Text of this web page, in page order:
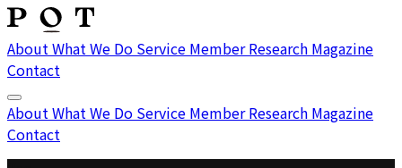
AboutWhat We Do Service MemberResearch Magazine
Contact
AboutWhat We Do Service MemberResearch Magazine
Contact